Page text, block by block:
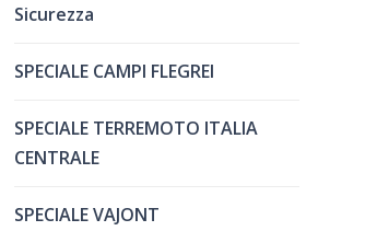
Sicurezza
SPECIALE CAMPI FLEGREI
SPECIALE TERREMOTO ITALIA
CENTRALE
SPECIALE VAJONT